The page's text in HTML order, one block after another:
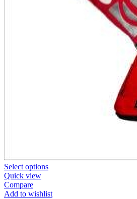
Select options
Quick view
Compare
Add to wishlist